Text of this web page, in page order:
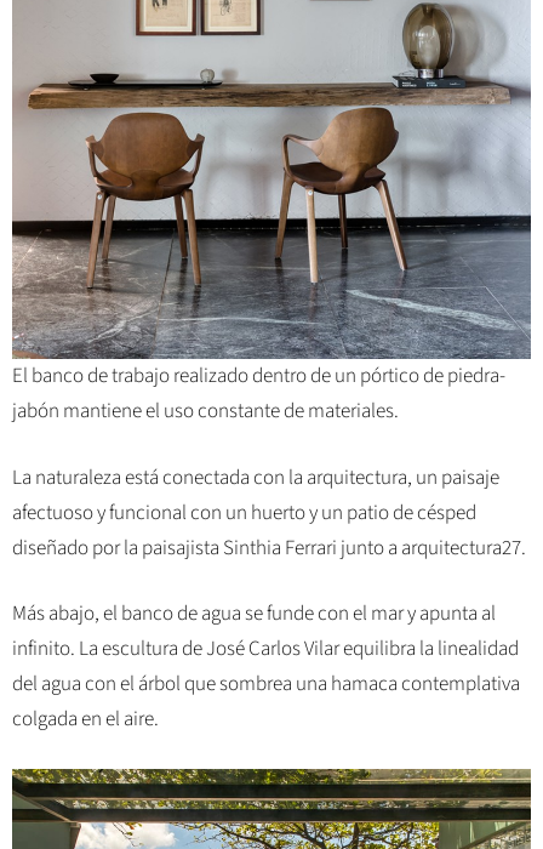
El banco de trabajo realizado dentro de un pórtico de piedra-
jabón mantiene el uso constante de materiales.
La naturaleza está conectada con la arquitectura, un paisaje
afectuoso y funcional con un huerto y un patio de césped
diseñado por la paisajista Sinthia Ferrari junto a arquitectura27.
Más abajo, el banco de agua se funde con el mar y apunta al
infinito. La escultura de José Carlos Vilar equilibra la linealidad
del agua con el árbol que sombrea una hamaca contemplativa
colgada en el aire.